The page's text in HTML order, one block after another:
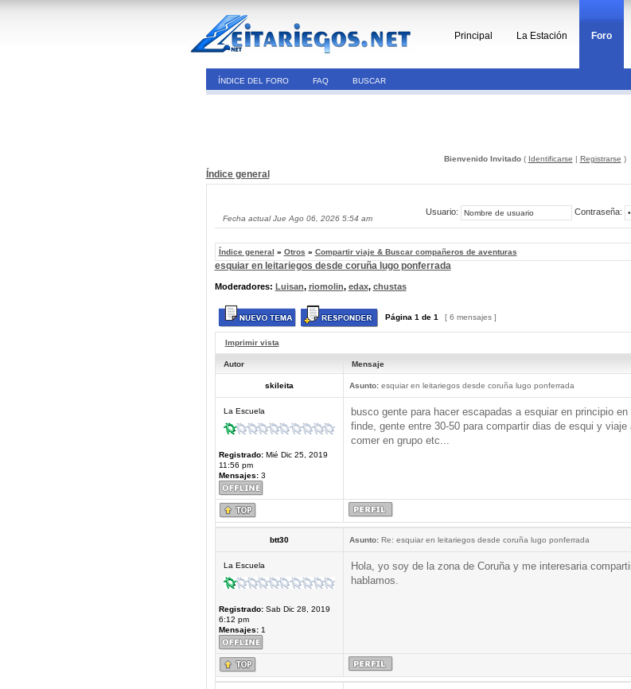
Principal La Estación Foro
ÍNDICE DEL FORO FAQ BUSCAR
Bienvenido Invitado( Identificarse | Registrarse )
Índice general
Fecha actual Jue Ago 06, 2026 5:54 am
Usuario: Contraseña:
Índice general » Otros » Compartir viaje & Buscar compañeros de aventuras
esquiar en leitariegos desde coruña lugo ponferrada
Moderadores: Luisan, riomolin, edax, chustas
Página 1 de 1 [ 6 mensajes ]
Imprimir vista
Autor Mensaje
skileita Asunto:esquiar en leitariegos desde coruña lugo ponferrada
La Escuela
Registrado:Mié Dic 25, 2019
11:56 pm
Mensajes:3
busco gente para hacer escapadas a esquiar en principio
finde, gente entre 30-50 para compartir dias de esqui y
comer en grupo etc...
btt30 Asunto:Re: esquiar en leitariegos desde coruña lugo ponferrada
La Escuela
Registrado:Sab Dic 28, 2019
6:12 pm
Mensajes:1
Hola, yo soy de la zona de Coruña y me interesaria
hablamos.